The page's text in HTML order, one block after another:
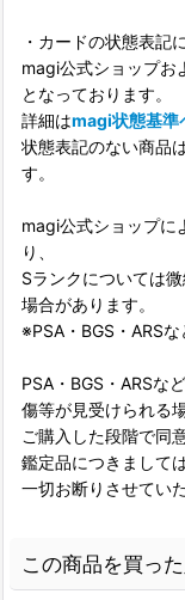
・カードの状態表記
magi公式ショップお
となっております。
詳細はmagi状態基準
状態表記のない商品
す。
magi公式ショップに
り、
Sランクについては
場合があります。
※PSA・BGS・ARSな
PSA・BGS・ARSな
傷等が見受けられる
ご購入した段階で同
鑑定品につきまして
一切お断りさせてい
この商品を買っ